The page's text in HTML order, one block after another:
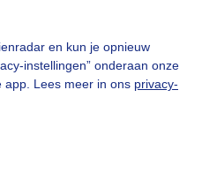
en kun je opnieuw
instellingen” onderaan onze
app. Lees meer in ons privacy-